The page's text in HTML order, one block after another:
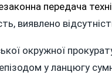
передача
виявлено
окружної
у ланцюгу